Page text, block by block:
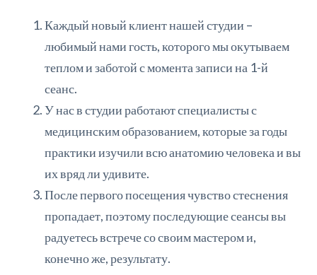
Каждый новый клиент нашей студии –
любимый нами гость, которого мы окутываем
теплом и заботой с момента записи на 1-й
сеанс.
У нас в студии работают специалисты с
медицинским образованием, которые за годы
практики изучили всю анатомию человека и вы
их вряд ли удивите.
После первого посещения чувство стеснения
пропадает, поэтому последующие сеансы вы
радуетесь встрече со своим мастером и,
конечно же, результату.